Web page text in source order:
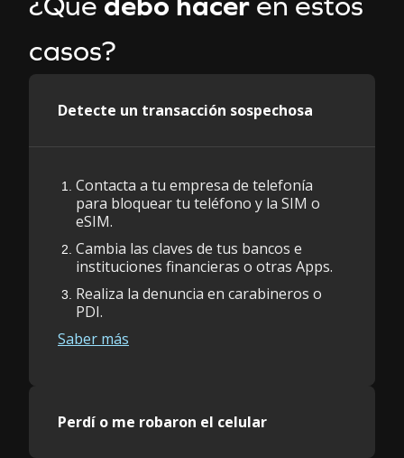
casos
casos?
Detecte un transacción sospechosa
Contacta a tu empresa de telefonía
para bloquear tu teléfono y la SIM o
eSIM.
Cambia las claves de tus bancos e
instituciones financieras o otras Apps.
Realiza la denuncia en carabineros o
PDI.
Saber más
Perdí o me robaron el celular